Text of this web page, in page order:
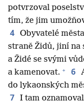
potvrzoval
tím, že jim
4 Obyvatelé
straně Židů, jiní na
a Židé se svými
a kamenovat. + 6
do lykaonských
7 I tam